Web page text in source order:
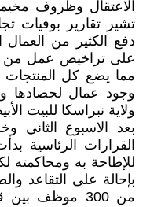
الاعتقال وظروف
دفع الكثير من
على تراخيص عمل من
مما يضع كل المنتجات
وجود عمال لحصادها
ولاية نبراسكا للبيت
بعد الاسبوع الثاني
القرارات الرئاسية
للإطاحة به ومحاكمته
بإحالة على التقاعد
من 300 موظف